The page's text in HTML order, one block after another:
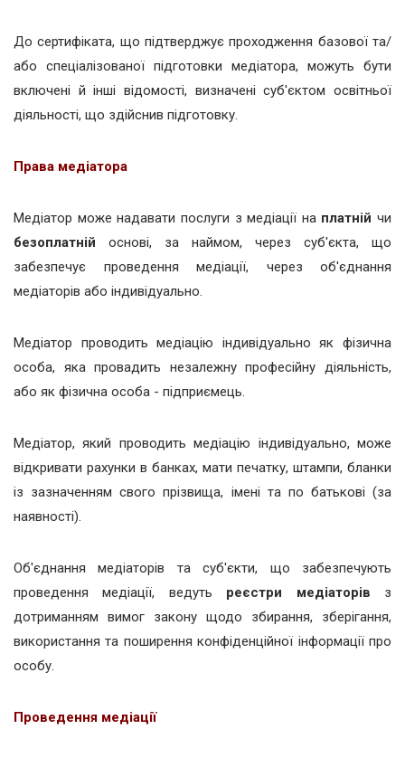
До сертифіката, що підтверджує проходження базової та/
або спеціалізованої підготовки медіатора, можуть бути
включені й інші відомості, визначені суб'єктом освітньої
діяльності, що здійснив підготовку.
Права медіатора
Медіатор може надавати послуги з медіації на платній чи
безоплатній основі, за наймом, через суб'єкта, що
забезпечує проведення медіації, через об'єднання
медіаторів або індивідуально.
Медіатор проводить медіацію індивідуально як фізична
особа, яка провадить незалежну професійну діяльність,
або як фізична особа - підприємець.
Медіатор, який проводить медіацію індивідуально, може
відкривати рахунки в банках, мати печатку, штампи, бланки
із зазначенням свого прізвища, імені та по батькові (за
наявності).
Об'єднання медіаторів та суб'єкти, що забезпечують
проведення медіації, ведуть реєстри медіаторів з
дотриманням вимог закону щодо збирання, зберігання,
використання та поширення конфіденційної інформації про
особу.
Проведення медіації